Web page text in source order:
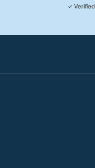
✓ Verified